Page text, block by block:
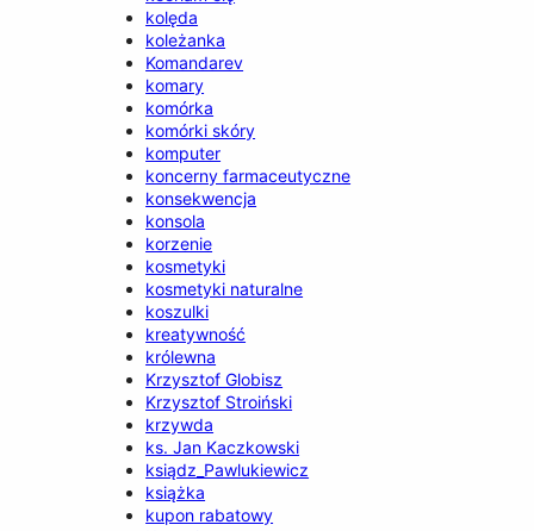
kolęda
koleżanka
Komandarev
komary
komórka
komórki skóry
komputer
koncerny farmaceutyczne
konsekwencja
konsola
korzenie
kosmetyki
kosmetyki naturalne
koszulki
kreatywność
królewna
Krzysztof Globisz
Krzysztof Stroiński
krzywda
ks. Jan Kaczkowski
ksiądz_Pawlukiewicz
książka
kupon rabatowy